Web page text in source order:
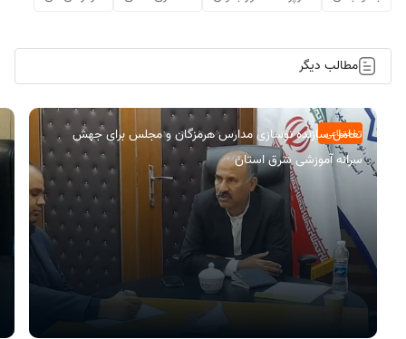
مطالب دیگر
اجتماعی
تعامل سازنده نوسازی مدارس هرمزگان و مجلس برای جهش
سرانه آموزشی شرق استان